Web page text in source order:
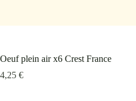
Oeuf plein air x6 Crest France
4,25 €